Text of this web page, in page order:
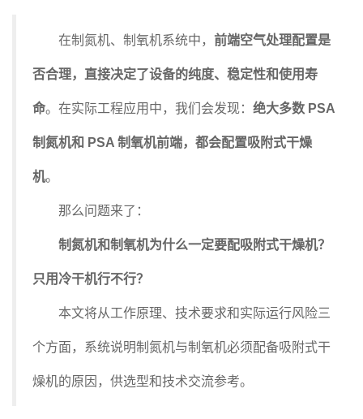
在制氮机、制氧机系统中， 前端空气处理配置是
否合理，直接决定了设备的纯度、稳定性和使用寿
命。在实际工程应用中，我们会发现： 绝大多数 PSA
制氮机和 PSA 制氧机前端，都会配置吸附式干燥
机。
那么问题来了：
制氮机和制氧机为什么一定要配吸附式干燥机？
只用冷干机行不行？
本文将从工作原理、技术要求和实际运行风险三
个方面，系统说明制氮机与制氧机必须配备吸附式干
燥机的原因，供选型和技术交流参考。